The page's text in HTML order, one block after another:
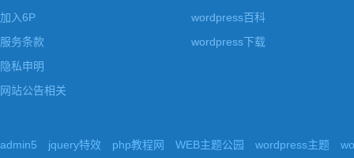
加入6P
服务条款
隐私申明
网站公告相关
wordpress百科
wordpress下载
admin5 jquery特效 php教程网 WEB主题公园 wordpress主题